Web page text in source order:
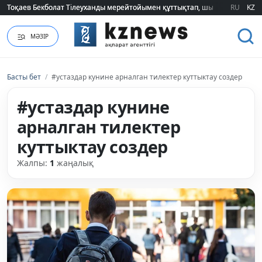
Тоқаев Бекболат Тілеуханды мерейтойымен құттықтап, шығармашылық
Тоқаев Бекболат Тілеуханды мерейтойымен құттықтап, шығармашылық
RU KZ
МӘЗІР
Басты бет / #устаздар кунине арналган тилектер куттыктау создер
#устаздар кунине
арналган тилектер
куттыктау создер
Жалпы: 1 жаңалық